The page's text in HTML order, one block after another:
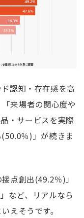
認知・存在感を高
来場者の関心度や
・サービスを実際
(50.0％) 」が続きま
点創出(49.2％) 」
」など、リアルなら
えそうです。